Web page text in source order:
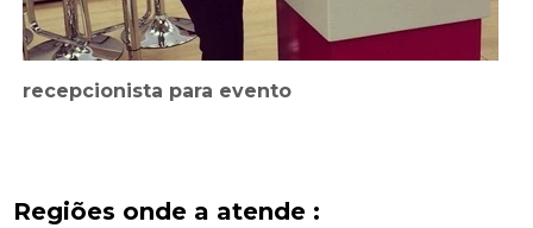
recepcionista para evento
Regiões onde a atende :